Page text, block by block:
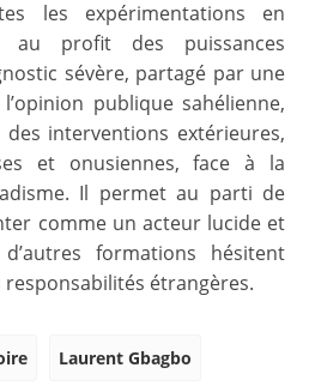
les expérimentations en
au profit des puissances
sévère, partagé par une
publique sahélienne,
interventions extérieures,
et onusiennes, face à la
Il permet au parti de
comme un acteur lucide et
formations hésitent
étrangères.
Laurent Gbagbo